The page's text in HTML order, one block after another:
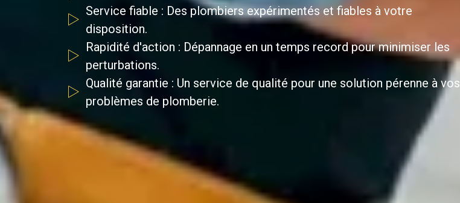
Service fiable : Des plombiers expérimentés et fiables à votre
disposition.
Rapidité d'action : Dépannage en un temps record pour minimiser les
perturbations.
Qualité garantie : Un service de qualité pour une solution pérenne à vos
problèmes de plomberie.